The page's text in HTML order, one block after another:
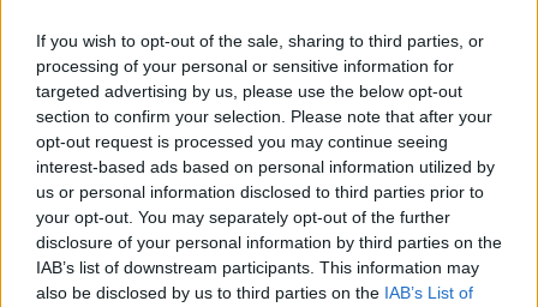
If you wish to opt-out of the sale, sharing to third parties, or
processing of your personal or sensitive information for
targeted advertising by us, please use the below opt-out
section to confirm your selection. Please note that after your
opt-out request is processed you may continue seeing
interest-based ads based on personal information utilized by
us or personal information disclosed to third parties prior to
your opt-out. You may separately opt-out of the further
disclosure of your personal information by third parties on the
IAB’s list of downstream participants. This information may
also be disclosed by us to third parties on the IAB’s List of
Βραζιλία: Σε χαμηλό δεκαετίας η αποψίλωση του
Αμαζονίου – Μειώθηκε κατά 37%
07:15
ΑΑΔΕ: Ανοιχτό το σύστημα Ενιαίας Αίτησης Ενίσχυσης
2025 – Μέχρι πότε μπορούν να γίνουν διορθώσεις
07:07
Τέσσερις ασκήσεις σε όρθια στάση που μετά τα 60
ενδυναμώνουν τους γλουτούς καλύτερα από τα squats -
Βίντεο